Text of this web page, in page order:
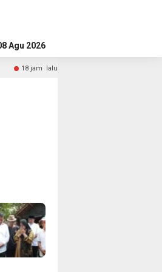
Agu 2026
Husein Sastranegara Kembali Layani